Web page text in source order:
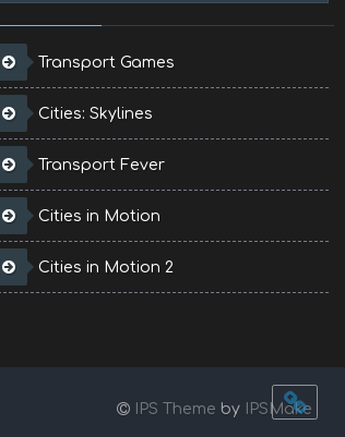
Transport Games
Cities: Skylines
Transport Fever
Cities in Motion
Cities in Motion 2
IPS Theme by IPSMake